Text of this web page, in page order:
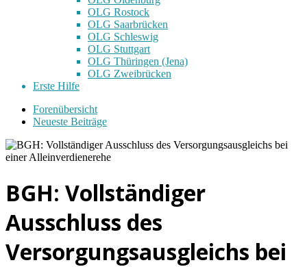
OLG Rostock
OLG Saarbrücken
OLG Schleswig
OLG Stuttgart
OLG Thüringen (Jena)
OLG Zweibrücken
Erste Hilfe
Forenübersicht
Neueste Beiträge
BGH: Vollständiger
Ausschluss des
Versorgungsausgleichs bei